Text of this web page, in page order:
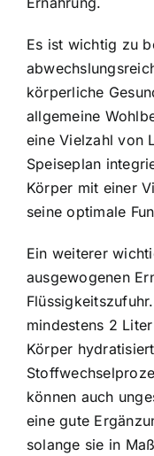
Es ist wichtig zu
körperliche
allgemeine
eine Vielzahl von
Speiseplan
Körper mit einer
seine optimale
Ein weiterer
ausgewogenen
mindestens 2
Körper
können auch
eine gute
solange sie in